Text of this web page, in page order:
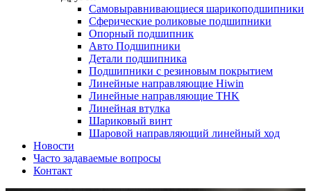
Самовыравнивающиеся шарикоподшипники
Сферические роликовые подшипники
Опорный подшипник
Авто Подшипники
Детали подшипника
Подшипники с резиновым покрытием
Линейные направляющие Hiwin
Линейные направляющие THK
Линейная втулка
Шариковый винт
Шаровой направляющий линейный ход
Новости
Часто задаваемые вопросы
Контакт